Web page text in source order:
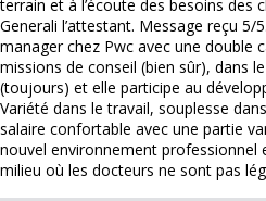
terrain et à l’écoute des besoins des
Generali l’attestant. Message reçu 5/
manager chez Pwc avec une double
missions de conseil (bien sûr), dans
(toujours) et elle participe au
Variété dans le travail, souplesse
salaire confortable avec une partie
nouvel environnement professionnel
milieu où les docteurs ne sont pas